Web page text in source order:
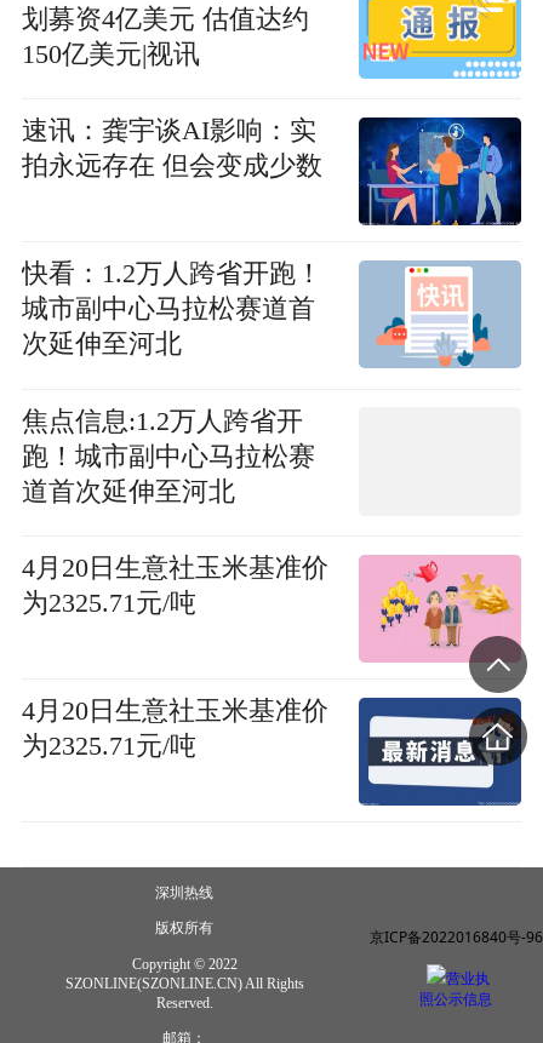
划募资4亿美元 估值达约
150亿美元|视讯
速讯：龚宇谈AI影响：实
拍永远存在 但会变成少数
快看：1.2万人跨省开跑！
城市副中心马拉松赛道首
次延伸至河北
焦点信息:1.2万人跨省开
跑！城市副中心马拉松赛
道首次延伸至河北
4月20日生意社玉米基准价
为2325.71元/吨
4月20日生意社玉米基准价
为2325.71元/吨
深圳热线
版权所有
Copyright © 2022
SZONLINE(SZONLINE.CN) All Rights
Reserved.
邮箱：
京ICP备2022016840号-96
营业执
照公示信息